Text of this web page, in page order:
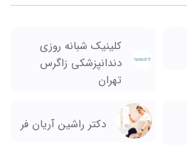
کلینیک شبانه روزی
دندانپزشکی زاگرس
تهران
دکتر راشین آریان فر